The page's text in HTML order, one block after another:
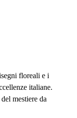
floreali e i
italiane.
mestiere da